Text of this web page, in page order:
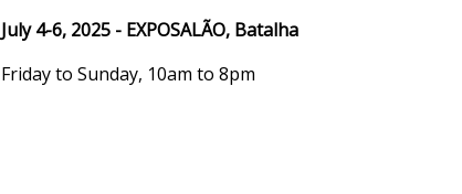
July 4-6, 2025 - EXPOSALÃO, Batalha
Friday to Sunday, 10am to 8pm